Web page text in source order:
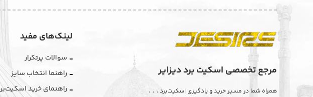
مرجع تخصصی اسکیت برد دیزایر
همراه شما در مسیر خرید و یادگیری اسکیت‌برد. . .
لینک‌های مفید
سوالات پرتکرار
راهنما انتخاب سایز
راهنمای خرید